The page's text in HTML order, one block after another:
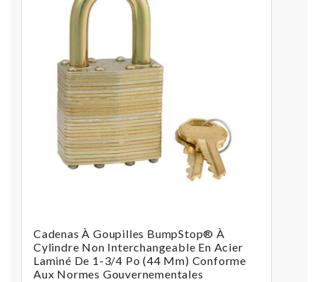
Cadenas À Goupilles BumpStop® À
Cylindre Non Interchangeable En Acier
Laminé De 1-3/4 Po (44 Mm) Conforme
Aux Normes Gouvernementales